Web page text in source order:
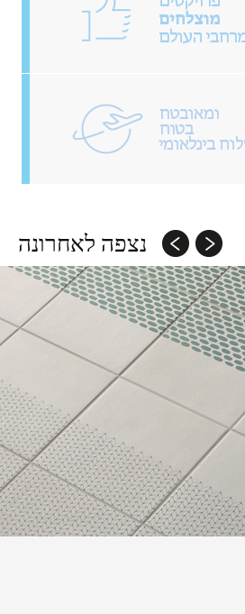
נצפה לאחרונה